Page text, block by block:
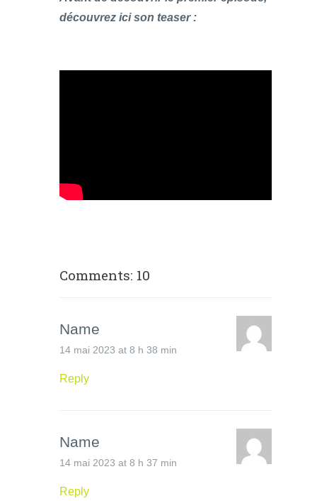
découvrez ici son teaser :
Comments: 10
Name
14 mai 2023 at 8 h 38 min
Reply
Name
14 mai 2023 at 8 h 37 min
Reply